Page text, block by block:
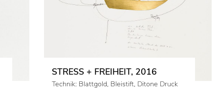
STRESS + FREIHEIT, 2016
Technik: Blattgold, Bleistift, Ditone Druck